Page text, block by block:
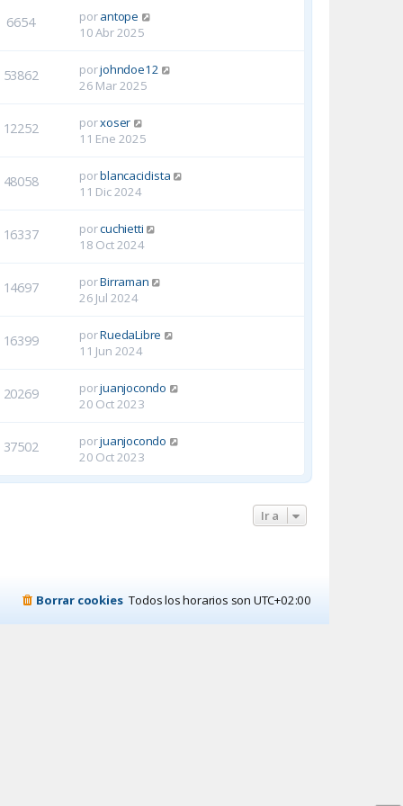
6654 porantope
10 Abr 2025
53862 porjohndoe12
26 Mar 2025
12252 porxoser
11 Ene 2025
48058 porblancaciclista
11 Dic 2024
16337 porcuchietti
18 Oct 2024
14697 porBirraman
26 Jul 2024
16399 porRuedaLibre
11 Jun 2024
20269 porjuanjocondo
20 Oct 2023
37502 porjuanjocondo
20 Oct 2023
Ir a
Todos los horarios son UTC+02:00
Borrar cookies